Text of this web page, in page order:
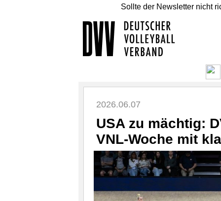
Sollte der Newsletter nicht
2026.06.07
USA zu mächtig:
VNL-Woche mit